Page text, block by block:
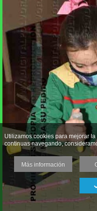
Utilizamos cookies para mejorar
continuas navegando,
Más información